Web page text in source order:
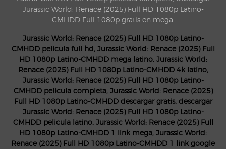
Jurassic World: Renace (2025) Full HD 1080p Latino-
CMHDD Full 1080p gratis en mega.
Jurassic World: Renace (2025) Full HD 1080p Latino-
CMHDD pelicula full hd, Jurassic World: Renace (2025) Full
HD 1080p Latino-CMHDD mega latino, Jurassic World:
Renace (2025) Full HD 1080p Latino-CMHDD 4k latino,
Jurassic World: Renace (2025) Full HD 1080p Latino-
CMHDD pelicula completa, Jurassic World: Renace (2025)
Full HD 1080p Latino-CMHDD descargar gratis, descargar
Jurassic World: Renace (2025) Full HD 1080p Latino-
CMHDD pelicula latino, Jurassic World: Renace (2025) Full
HD 1080p Latino-CMHDD 1 link mega, Jurassic World:
Renace (2025) Full HD 1080p Latino-CMHDD 1 link google